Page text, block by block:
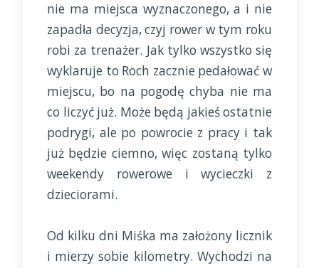
nie ma miejsca wyznaczonego, a i nie
zapadła decyzja, czyj rower w tym roku
robi za trenażer. Jak tylko wszystko się
wyklaruje to Roch zacznie pedałować w
miejscu, bo na pogodę chyba nie ma
co liczyć już. Może będą jakieś ostatnie
podrygi, ale po powrocie z pracy i tak
już będzie ciemno, więc zostaną tylko
weekendy rowerowe i wycieczki z
dzieciorami.
Od kilku dni Miśka ma założony licznik
i mierzy sobie kilometry. Wychodzi na